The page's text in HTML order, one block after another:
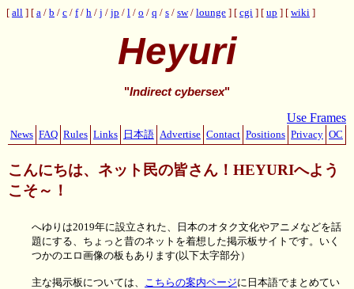
all a / b / c / f/ h / j / jp / l / o / q / s / sw/ lounge cgi up wiki
Heyuri
"Indirect cybersex"
Use Frames
News FAQ Rules Links 日本語 Advertise Contact Positions Privacy OC
こんにちは、ネット民の皆さん！HEYURIへよう
こそ～！
へゆりは2019年に設立された、日本のオタク文化やアニメなどを話
題にする、ちょっと昔のネットを着想した掲示板サイトです。いく
つかのエロ画像の板もあります(以下太字部分）
主な掲示板については、 こちらの案内ページに日本語でまとめてい